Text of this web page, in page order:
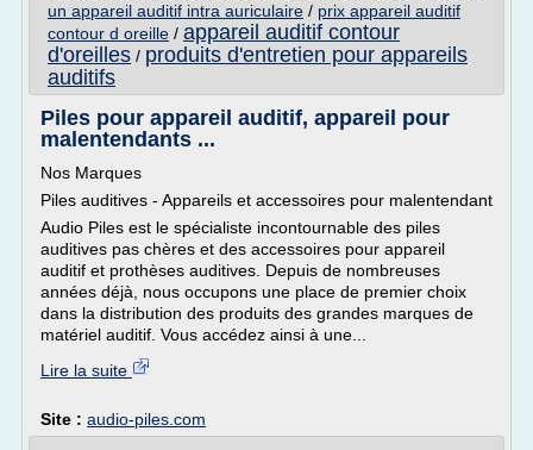
un appareil auditif intra auriculaire / prix appareil auditif
contour d oreille / appareil auditif contour
d'oreilles / produits d'entretien pour appareils
auditifs
Piles pour appareil auditif, appareil pour
malentendants ...
Nos Marques
Piles auditives - Appareils et accessoires pour malentendant
Audio Piles est le spécialiste incontournable des piles
auditives pas chères et des accessoires pour appareil
auditif et prothèses auditives. Depuis de nombreuses
années déjà, nous occupons une place de premier choix
dans la distribution des produits des grandes marques de
matériel auditif. Vous accédez ainsi à une...
Lire la suite
Site : audio-piles.com